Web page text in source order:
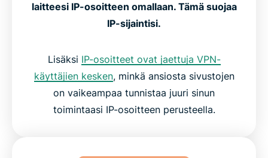
laitteesi IP-osoitteen omallaan. Tämä suojaa
IP-sijaintisi.
Lisäksi IP-osoitteet ovat jaettuja VPN-
käyttäjien kesken, minkä ansiosta sivustojen
on vaikeampaa tunnistaa juuri sinun
toimintaasi IP-osoitteen perusteella.